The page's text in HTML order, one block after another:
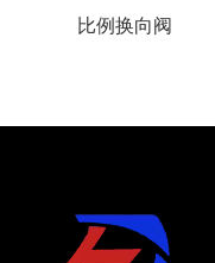
比例换向阀